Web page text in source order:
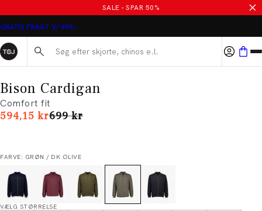
SALE - SPAR 50%
GRATIS FRAGT V/ 499,-
Søg her...
Bison Cardigan
Comfort fit
594,15 krI alt (uden rabat)
699 kr
FARVE: GRØN / DK OLIVE
VÆLG STØRRELSE